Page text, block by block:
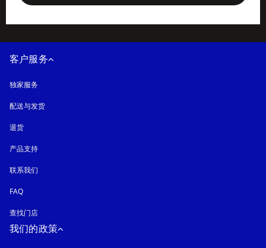
客户服务
独家服务
配送与发货
退货
产品支持
联系我们
FAQ
查找门店
我们的政策